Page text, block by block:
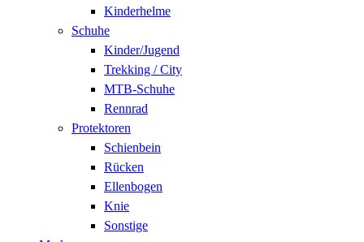
Kinderhelme
Schuhe
Kinder/Jugend
Trekking / City
MTB-Schuhe
Rennrad
Protektoren
Schienbein
Rücken
Ellenbogen
Knie
Sonstige